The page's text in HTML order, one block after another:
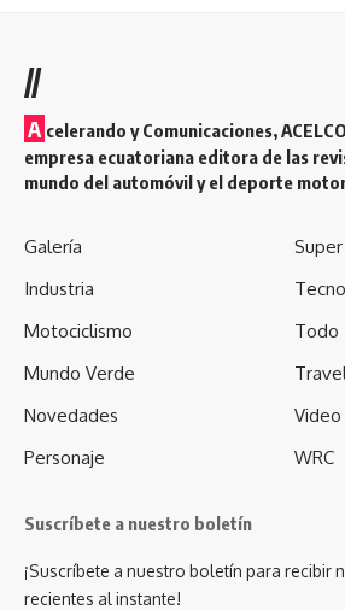
//
A celerando y Comunicaciones,
empresa ecuatoriana editora de las
mundo del automóvil y el deporte
Galería
Industria
Motociclismo
Mundo Verde
Novedades
Personaje
Todo
Travel
Video
WRC
Suscríbete a nuestro boletín
¡Suscríbete a nuestro boletín para recibir
recientes al instante!